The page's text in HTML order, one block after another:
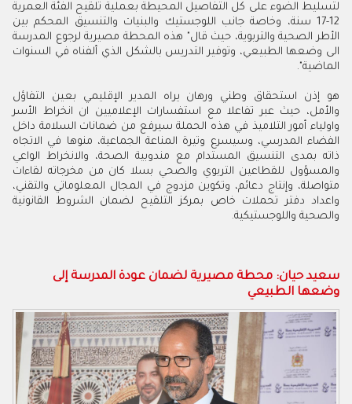
لتسليط الضوء على كل التفاصيل المحيطة بعملية تلقيح الفئة العمرية
12-17 سنة، وخاصة جانب اللوجستيك والبنيات والتنسيق المحكم بين
الأطر الصحية والتربوية، حيث قال" هذه المحطة مصيرية لرجوع المدرسة
الى وضعها الطبيعي، وتوفير التدريس بالشكل الذي ألفناه في السنوات
الماضية".
هو إذن استحقاق وطني ورهان يراه المدير الإقليمي بعين التفاؤل
والأمل، حيث عبر تفاعلا مع استفسارات الإعلاميين ان انخراط الأسر
واولياء أمور التلاميذ في هذه الحملة سيرفع من ضمانات السلامة داخل
الفضاء المدرسي، وسيسرع وتيرة المناعة الجماعية، منوها في الاتجاه
ذاته بمدى التنسيق المستدام مع مندوبية الصحة، والانخراط الواعي
والمسؤول للقطاعين التربوي والصحي بسلا كان من مخرجاته لقاءات
متواصلة، وإنتاج دعائم، وتكوين مزدوج في المجال المعلوماتي والتقني،
واعداد دفتر تحملات خاص بمركز التلقيح لضمان الشروط القانونية
والصحية واللوجستيكية.
سعيد حيان: محطة مصيرية لضمان عودة المدرسة إلى
وضعها الطبيعي